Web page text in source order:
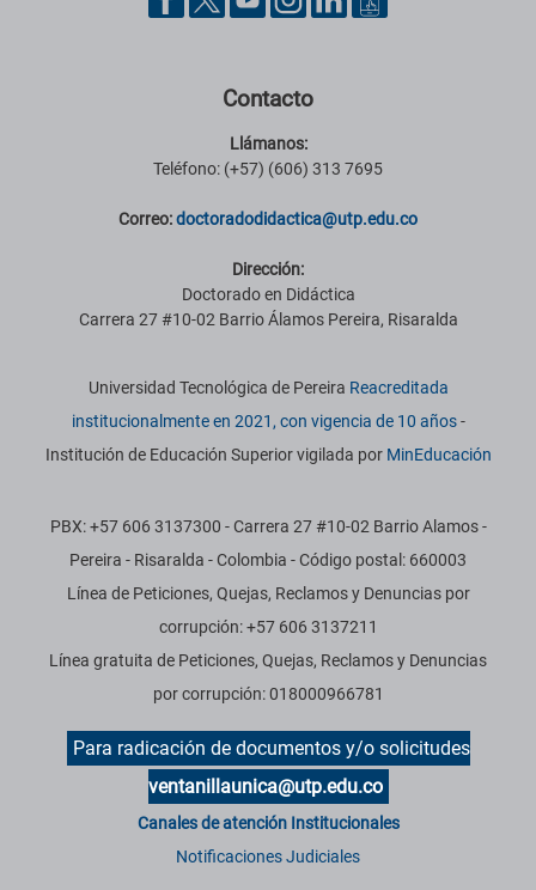
Contacto
Llámanos:
Teléfono: (+57) (606) 313 7695
Correo:doctoradodidactica@utp.edu.co
Dirección:
Doctorado en Didáctica
Carrera 27 #10-02 Barrio Álamos Pereira, Risaralda
Información institucional
Universidad Tecnológica de Pereira Reacreditada
institucionalmente en 2021, con vigencia de 10 años-
Institución de Educación Superior vigilada por MinEducación
PBX: +57 606 3137300 - Carrera 27 #10-02 Barrio Alamos -
Pereira - Risaralda - Colombia - Código postal: 660003
Línea de Peticiones, Quejas, Reclamos y Denuncias por
corrupción: +57 606 3137211
Línea gratuita de Peticiones, Quejas, Reclamos y Denuncias
por corrupción: 018000966781
Para radicación de documentos y/o solicitudes
ventanillaunica@utp.edu.co
Canales de atención Institucionales
Notificaciones Judiciales